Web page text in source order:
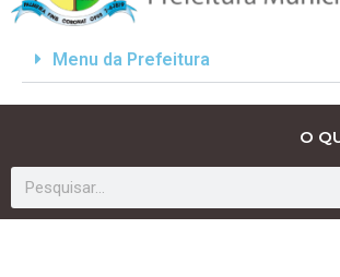
Menu da Prefeitura
O